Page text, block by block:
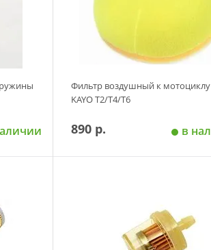
Фильтр воздушный к мотоциклу
KAYO T2/T4/T6
890 р. в